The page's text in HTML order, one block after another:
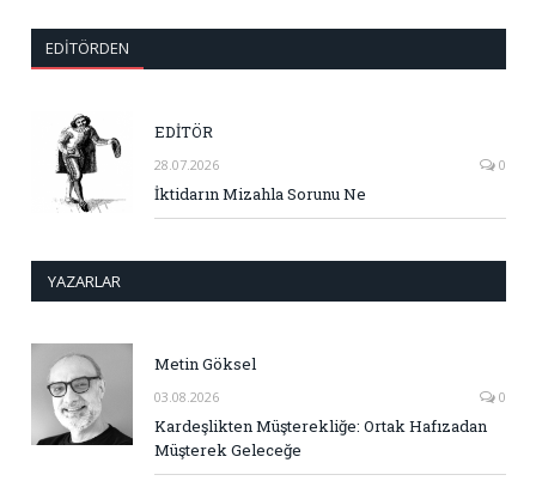
EDITÖRDEN
EDİTÖR
28.07.2026 0
İktidarın Mizahla Sorunu Ne
YAZARLAR
Metin Göksel
03.08.2026 0
Kardeşlikten Müşterekliğe: Ortak Hafızadan
Müşterek Geleceğe